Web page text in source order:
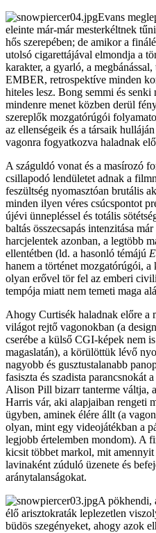
Evans
eleinte már-már mesterkéltnek
hős szerepében; de amikor a
utolsó cigarettájával elmondja a
karakter, a gyarló, a
EMBER, retrospektíve minden
hiteles lesz. Bong semmi és senki
mindenre menet közben derül
szereplők mozgatórúgói
az ellenségeik és a társaik
vagonra fogyatkozva haladnak
A száguldó vonat és a masírozó
csillapodó lendületet adnak a
feszültség nyomasztóan brutális
minden ilyen véres csúcspontot
újévi ünnepléssel és totális
baltás összecsapás intenzitása
harcjelentek azonban, a legtöbb
ellentétben (ld. a hasonló témájú
hanem a történet mozgatórúgói,
olyan erővel tör fel az emberi
tempója miatt nem temeti maga
Ahogy Curtisék haladnak előre a
világot rejtő vagonokban (a
cserébe a külső CGI-képek nem
magaslatán), a körülöttük lévő
nagyobb és gusztustalanabb
fasiszta és szadista parancsnokát
Alison Pill bizarr tanterme váltja,
Harris vár, aki alapjaiban rengeti
ügyben, aminek élére állt (a
olyan, mint egy videojátékban a
legjobb értelemben mondom). A
kicsit többet markol, mit
lavinaként zúduló üzenete és
aránytalanságokat.
A pökhendi,
élő arisztokraták leplezetlen
büdös szegényeket, ahogy azok